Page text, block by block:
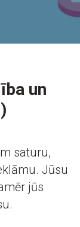
un
saturu,
Jūsu
jūs